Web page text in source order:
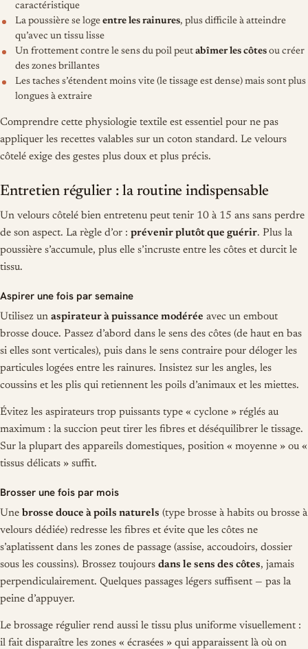
caractéristique
La poussière se loge entre les rainures, plus difficile à atteindre
qu’avec un tissu lisse
Un frottement contre le sens du poil peut abîmer les côtes ou créer
des zones brillantes
Les taches s’étendent moins vite (le tissage est dense) mais sont plus
longues à extraire
Comprendre cette physiologie textile est essentiel pour ne pas
appliquer les recettes valables sur un coton standard. Le velours
côtelé exige des gestes plus doux et plus précis.
Entretien régulier : la routine indispensable
Un velours côtelé bien entretenu peut tenir 10 à 15 ans sans perdre
de son aspect. La règle d’or : prévenir plutôt que guérir. Plus la
poussière s’accumule, plus elle s’incruste entre les côtes et durcit le
tissu.
Aspirer une fois par semaine
Utilisez un aspirateur à puissance modérée avec un embout
brosse douce. Passez d’abord dans le sens des côtes (de haut en bas
si elles sont verticales), puis dans le sens contraire pour déloger les
particules logées entre les rainures. Insistez sur les angles, les
coussins et les plis qui retiennent les poils d’animaux et les miettes.
Évitez les aspirateurs trop puissants type « cyclone » réglés au
maximum : la succion peut tirer les fibres et déséquilibrer le tissage.
Sur la plupart des appareils domestiques, position « moyenne » ou «
tissus délicats » suffit.
Brosser une fois par mois
Une brosse douce à poils naturels (type brosse à habits ou brosse à
velours dédiée) redresse les fibres et évite que les côtes ne
s’aplatissent dans les zones de passage (assise, accoudoirs, dossier
sous les coussins). Brossez toujours dans le sens des côtes, jamais
perpendiculairement. Quelques passages légers suffisent — pas la
peine d’appuyer.
Le brossage régulier rend aussi le tissu plus uniforme visuellement :
il fait disparaître les zones « écrasées » qui apparaissent là où on